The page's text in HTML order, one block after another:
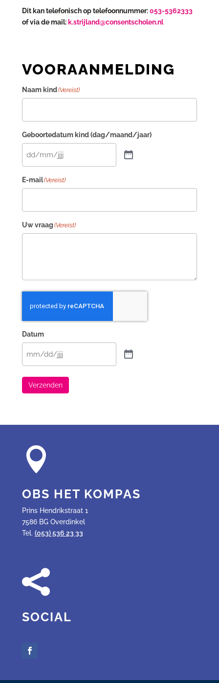
Dit kan telefonisch op telefoonnummer:053-5362333
of via de mail: k.strijland@consentscholen.nl
VOORAANMELDING
Naam kind(Vereist)
Geboortedatum kind (dag/maand/jaar)
E-mail(Vereist)
Uw vraag (Vereist)
Datum
Verzenden

OBS HET KOMPAS
Prins Hendrikstraat 1
7586 BG Overdinkel
Tel. (053) 536 23 33

SOCIAL